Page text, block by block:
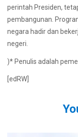
perintah Presiden,
pembangunan.
negara hadir dan
negeri.
)* Penulis adalah
[edRW]